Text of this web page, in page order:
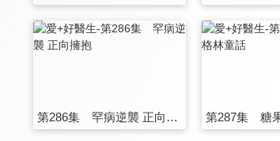
第286集 罕病逆襲 正向擁抱 第287集 糖